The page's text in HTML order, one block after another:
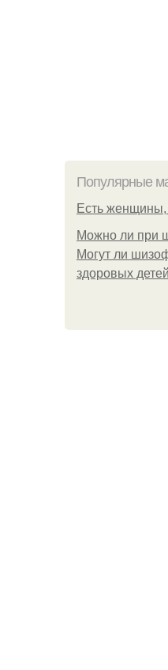
Популярные
Есть женщины,
Можно ли при
Могут ли
здоровых